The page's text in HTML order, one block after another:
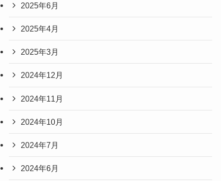
2025年6月
2025年4月
2025年3月
2024年12月
2024年11月
2024年10月
2024年7月
2024年6月